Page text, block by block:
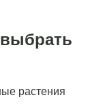
растения